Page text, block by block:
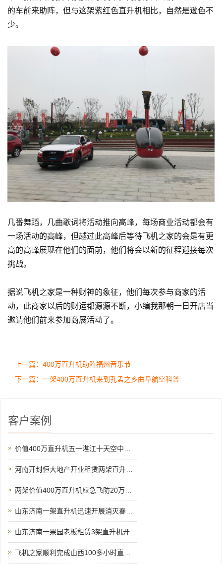
的车前来助阵，但与这架紫红色直升机相比，自然是逊色不
少。
几番舞蹈，几曲歌词将活动推向高峰，每场商业活动都会有
一场活动的高峰，但越过此高峰后等待飞机之家的会是有更
高的高峰展现在他们的面前，他们将会以新的征程迎接每次
挑战。
据说飞机之家是一种财神的象征，他们每次参与商家的活
动，此商家以后的财运都源源不断，小编我那朝一日开店当
邀请他们前来参加商展活动了。
上一篇：400万直升机助阵福州音乐节
下一篇：一架400万直升机来到孔孟之乡曲阜航空科普
客户案例